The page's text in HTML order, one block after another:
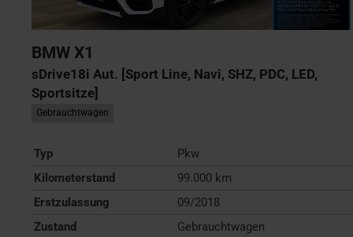
BMW X1
sDrive18i Aut. [Sport Line, Navi, SHZ, PDC, LED,
Sportsitze]
Gebrauchtwagen
Typ
Pkw
Kilometerstand
99.000 km
Erstzulassung
09/2018
Zustand
Gebrauchtwagen